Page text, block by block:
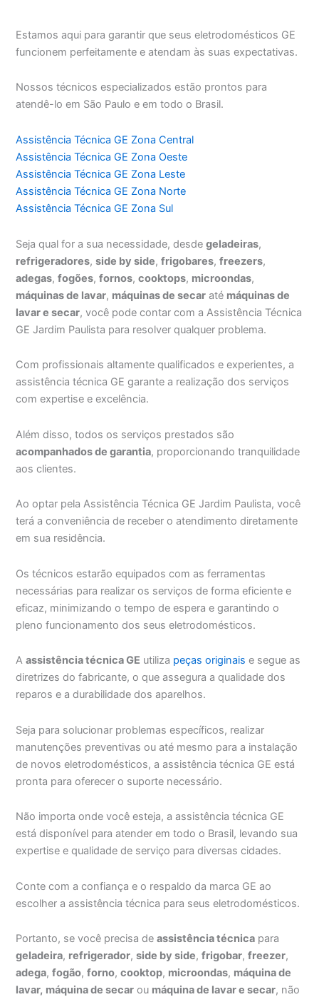
Estamos aqui para garantir que seus eletrodomésticos GE
funcionem perfeitamente e atendam às suas expectativas.
Nossos técnicos especializados estão prontos para
atendê-lo em São Paulo e em todo o Brasil.
Assistência Técnica GE Zona Central
Assistência Técnica GE Zona Oeste
Assistência Técnica GE Zona Leste
Assistência Técnica GE Zona Norte
Assistência Técnica GE Zona Sul
Seja qual for a sua necessidade, desdegeladeiras,
refrigeradores,side by side,frigobares,freezers,
adegas,fogões,fornos,cooktops, microondas,
máquinas de lavar, máquinas de secar até máquinas de
lavar e secar, você pode contar com a Assistência Técnica
GE Jardim Paulista para resolver qualquer problema.
Com profissionais altamente qualificados e experientes, a
assistência técnica GE garante a realização dos serviços
com expertise e excelência.
Além disso, todos os serviços prestados são
acompanhados de garantia, proporcionando tranquilidade
aos clientes.
Ao optar pela Assistência Técnica GE Jardim Paulista, você
terá a conveniência de receber o atendimento diretamente
em sua residência.
Os técnicos estarão equipados com as ferramentas
necessárias para realizar os serviços de forma eficiente e
eficaz, minimizando o tempo de espera e garantindo o
pleno funcionamento dos seus eletrodomésticos.
Aassistência técnica GE utiliza peças originais e segue as
diretrizes do fabricante, o que assegura a qualidade dos
reparos e a durabilidade dos aparelhos.
Seja para solucionar problemas específicos, realizar
manutenções preventivas ou até mesmo para a instalação
de novos eletrodomésticos, a assistência técnica GE está
pronta para oferecer o suporte necessário.
Não importa onde você esteja, a assistência técnica GE
está disponível para atender em todo o Brasil, levando sua
expertise e qualidade de serviço para diversas cidades.
Conte com a confiança e o respaldo da marca GE ao
escolher a assistência técnica para seus eletrodomésticos.
Portanto, se você precisa deassistência técnica para
geladeira, refrigerador,side by side,frigobar,freezer,
adega,fogão,forno,cooktop, microondas, máquina de
lavar, máquina de secar ou máquina de lavar e secar, não